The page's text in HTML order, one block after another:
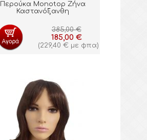
Περούκα Monotop Ζήνα
Καστανόξανθη
385,00 €
185,00 €
(229,40 €με φπα)